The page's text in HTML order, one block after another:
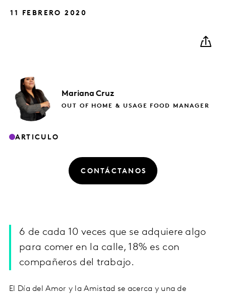
11 FEBRERO 2020
Mariana Cruz
OUT OF HOME & USAGE FOOD MANAGER
ARTICULO
CONTÁCTANOS
6 de cada 10 veces que se adquiere algo
para comer en la calle, 18% es con
compañeros del trabajo.
El Día del Amor y la Amistad se acerca y una de